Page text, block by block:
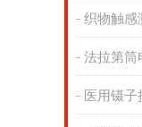
织物触感
法拉第筒
医用镊